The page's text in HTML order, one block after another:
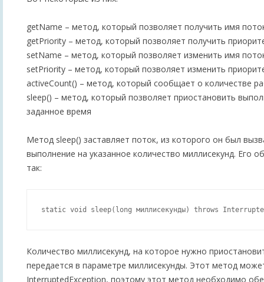
getName – метод, который позволяет получить имя
getPriority – метод, который позволяет получить
setName – метод, который позволяет изменить имя
setPriority – метод, который позволяет изменить
activeCount() – метод, который сообщает о количестве
sleep() – метод, который позволяет приостановить
заданное время
Метод sleep() заставляет поток, из которого он был
выполнение на указанное количество миллисекунд. Его
так:
Количество миллисекунд, на которое нужно
передается в параметре миллисекунды. Этот метод
InterruptedException, поэтому этот метод необходимо